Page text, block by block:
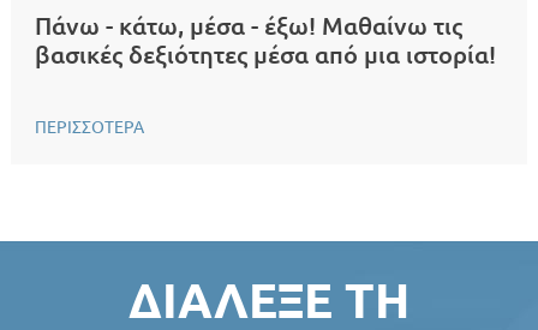
Πάνω - κάτω, μέσα - έξω! Μαθαίνω τις
βασικές δεξιότητες μέσα από μια ιστορία!
ΠΕΡΙΣΣΟΤΕΡΑ
ΔΙΆΛΕΞΕ ΤΗ